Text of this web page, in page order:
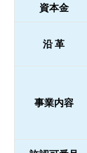
資本金
沿 革
事業内容